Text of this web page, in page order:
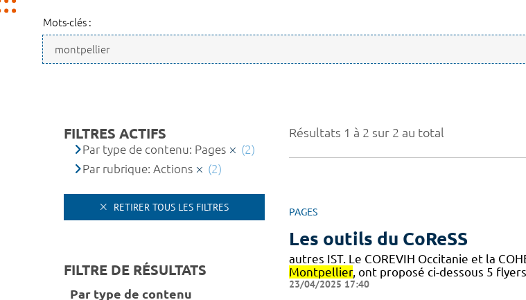
Mots-clés :
Résultats 1 à 2 sur 2 au total
PAGES
Les outils du CoReSS
autres IST. Le COREVIH Occitanie et la
Montpellier, ont proposé ci-dessous 5
23/04/2025 17:40
FILTRES ACTIFS
Par type de contenu: Pages
(2)
Par rubrique: Actions
(2)
RETIRER TOUS LES FILTRES
FILTRE DE RÉSULTATS
Par type de contenu